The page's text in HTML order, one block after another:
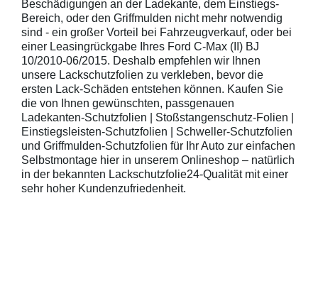
Beschädigungen an der Ladekante, dem Einstiegs-
Bereich, oder den Griffmulden nicht mehr notwendig
sind - ein großer Vorteil bei Fahrzeugverkauf, oder bei
einer Leasingrückgabe Ihres Ford C-Max (II) BJ
10/2010-06/2015. Deshalb empfehlen wir Ihnen
unsere Lackschutzfolien zu verkleben, bevor die
ersten Lack-Schäden entstehen können. Kaufen Sie
die von Ihnen gewünschten, passgenauen
Ladekanten-Schutzfolien | Stoßstangenschutz-Folien |
Einstiegsleisten-Schutzfolien | Schweller-Schutzfolien
und Griffmulden-Schutzfolien für Ihr Auto zur einfachen
Selbstmontage hier in unserem Onlineshop – natürlich
in der bekannten Lackschutzfolie24-Qualität mit einer
sehr hoher Kundenzufriedenheit.